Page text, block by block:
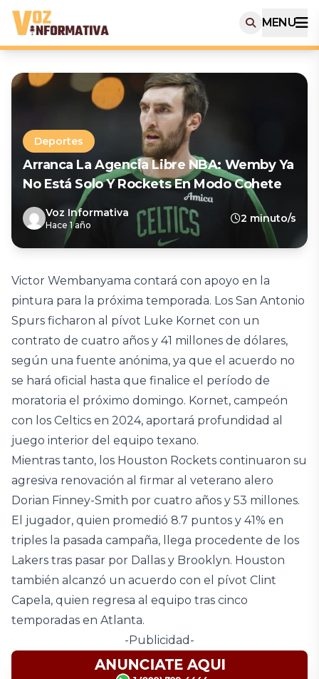
MENU
Deportes
Arranca La Agencia Libre NBA: Wemby Ya
No Está Solo Y Rockets En Modo Cohete
Voz Informativa
Hace 1 año
2 minuto/s
Victor Wembanyama contará con apoyo en la
pintura para la próxima temporada. Los San Antonio
Spurs ficharon al pívot Luke Kornet con un
contrato de cuatro años y 41 millones de dólares,
según una fuente anónima, ya que el acuerdo no
se hará oficial hasta que finalice el período de
moratoria el próximo domingo. Kornet, campeón
con los Celtics en 2024, aportará profundidad al
juego interior del equipo texano.
Mientras tanto, los Houston Rockets continuaron su
agresiva renovación al firmar al veterano alero
Dorian Finney-Smith por cuatro años y 53 millones.
El jugador, quien promedió 8.7 puntos y 41% en
triples la pasada campaña, llega procedente de los
Lakers tras pasar por Dallas y Brooklyn. Houston
también alcanzó un acuerdo con el pívot Clint
Capela, quien regresa al equipo tras cinco
temporadas en Atlanta.
-Publicidad-